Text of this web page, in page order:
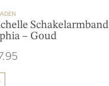
Schakelarmband
– Goud